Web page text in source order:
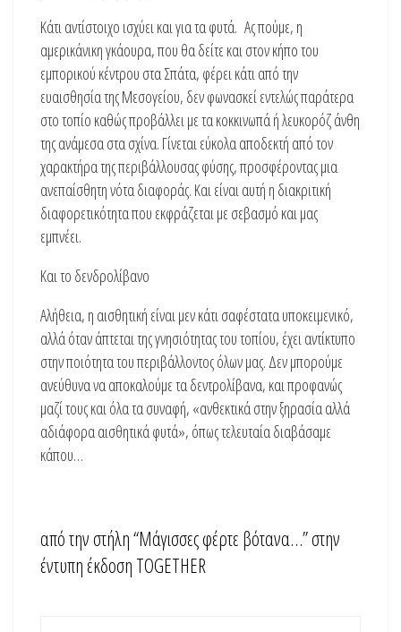
Κάτι αντίστοιχο ισχύει και για τα φυτά. Ας πούμε, η
αμερικάνικη γκάουρα, που θα δείτε και στον κήπο του
εμπορικού κέντρου στα Σπάτα, φέρει κάτι από την
ευαισθησία της Μεσογείου, δεν φωνασκεί εντελώς παράτερα
στο τοπίο καθώς προβάλλει με τα κοκκινωπά ή λευκορόζ άνθη
της ανάμεσα στα σχίνα. Γίνεται εύκολα αποδεκτή από τον
χαρακτήρα της περιβάλλουσας φύσης, προσφέροντας μια
ανεπαίσθητη νότα διαφοράς. Και είναι αυτή η διακριτική
διαφορετικότητα που εκφράζεται με σεβασμό και μας
εμπνέει.
Και το δενδρολίβανο
Αλήθεια, η αισθητική είναι μεν κάτι σαφέστατα υποκειμενικό,
αλλά όταν άπτεται της γνησιότητας του τοπίου, έχει αντίκτυπο
στην ποιότητα του περιβάλλοντος όλων μας. Δεν μπορούμε
ανεύθυνα να αποκαλούμε τα δεντρολίβανα, και προφανώς
μαζί τους και όλα τα συναφή, «ανθεκτικά στην ξηρασία αλλά
αδιάφορα αισθητικά φυτά», όπως τελευταία διαβάσαμε
κάπου…
από την στήλη “Mάγισσες φέρτε βότανα…” στην
έντυπη έκδοση ΤOGETHER